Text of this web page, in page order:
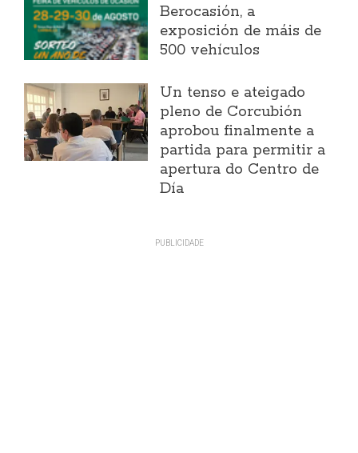
Berocasión, a
exposición de máis de
500 vehículos
Un tenso e ateigado
pleno de Corcubión
aprobou finalmente a
partida para permitir a
apertura do Centro de
Día